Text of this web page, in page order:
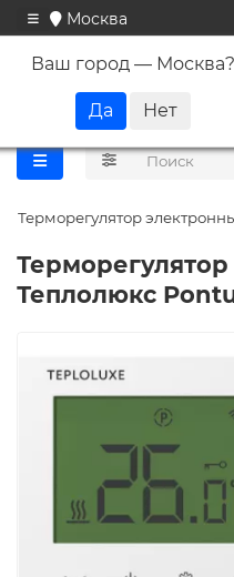
Москва
Ваш город — Москва?
Терморегулятор
Теплолюкс